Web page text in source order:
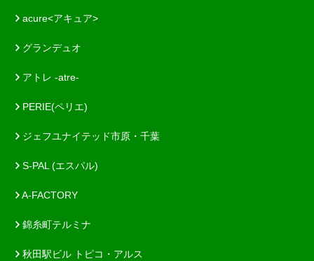
acure<アキュア>
グランデュオ
アトレ -atre-
PERIE(ペリエ)
ジェフユナイテッド市原・千葉
S-PAL (エスパル)
A-FACTORY
錦糸町テルミナ
秋田駅ビル トピコ・アルス